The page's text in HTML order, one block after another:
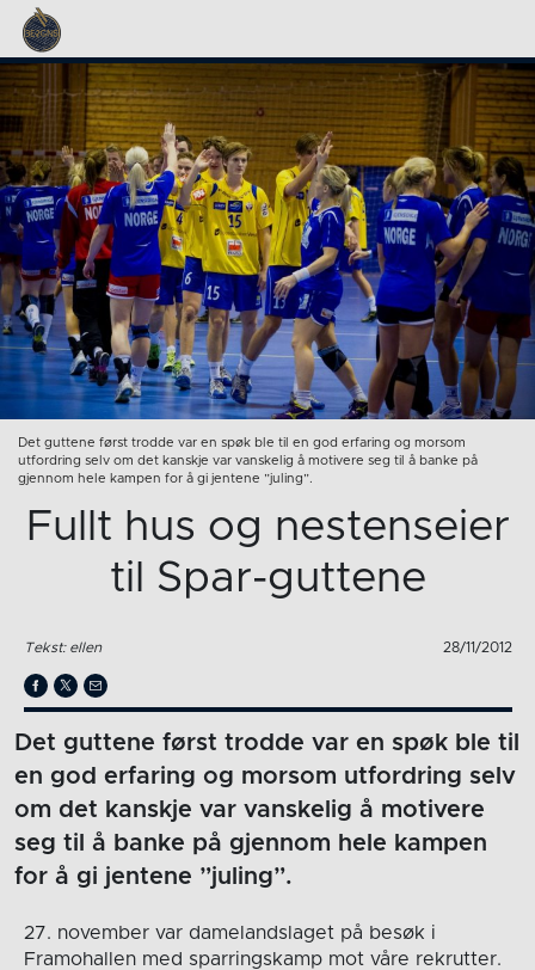
Det guttene først trodde var en spøk ble til en god erfaring og morsom
utfordring selv om det kanskje var vanskelig å motivere seg til å banke på
gjennom hele kampen for å gi jentene ”juling”.
Fullt hus og nestenseier
til Spar-guttene
Tekst: ellen 28/11/2012
Det guttene først trodde var en spøk ble til
en god erfaring og morsom utfordring selv
om det kanskje var vanskelig å motivere
seg til å banke på gjennom hele kampen
for å gi jentene ”juling”.
27. november var damelandslaget på besøk i
Framohallen med sparringskamp mot våre rekrutter.